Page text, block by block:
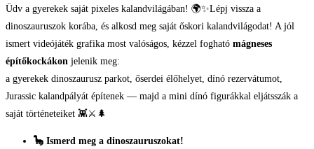
Üdv a gyerekek saját pixeles kalandvilágában! 🌍✨Lépj vissza a
dinoszauruszok korába, és alkosd meg saját őskori kalandvilágodat! A jól
ismert videójáték grafika most valóságos, kézzel fogható mágneses
építőkockákon jelenik meg:
a gyerekek dinoszaurusz parkot, őserdei élőhelyet, dínó rezervátumot,
Jurassic kalandpályát építenek — majd a mini dínó figurákkal eljátsszák a
saját történeteiket 👾⚔️🌲
🦕 Ismerd meg a dinoszauruszokat!